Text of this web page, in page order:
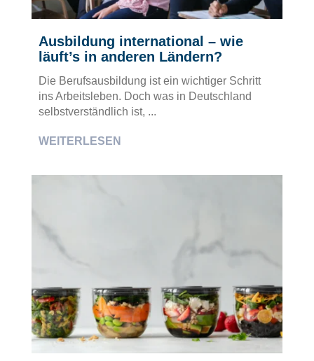
Ausbildung international – wie
läuft’s in anderen Ländern?
Die Berufsausbildung ist ein wichtiger Schritt
ins Arbeitsleben. Doch was in Deutschland
selbstverständlich ist, ...
WEITERLESEN